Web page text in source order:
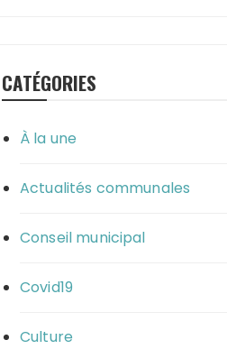
CATÉGORIES
À la une
Actualités communales
Conseil municipal
Covid19
Culture